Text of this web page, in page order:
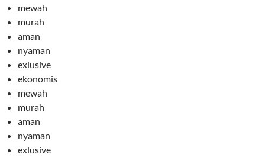
mewah
murah
aman
nyaman
exlusive
ekonomis
mewah
murah
aman
nyaman
exlusive